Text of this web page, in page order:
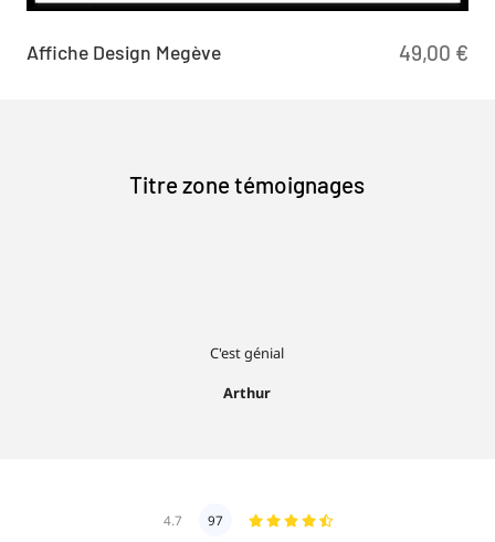
49,00 €
Affiche Design Megève
Titre zone témoignages
C'est génial
Arthur
4.7 97